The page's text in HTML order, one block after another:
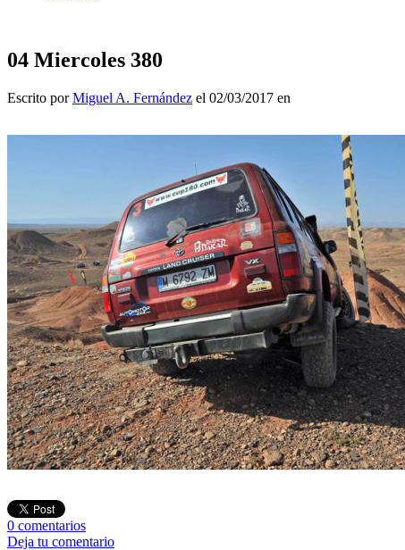
04 Miercoles 380
Escrito porMiguel A. Fernández el 02/03/2017 en
0 comentarios
Deja tu comentario